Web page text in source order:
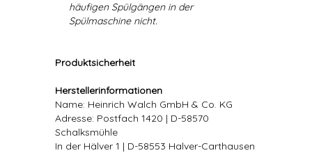
häufigen Spülgängen in der
Spülmaschine nicht.
Produktsicherheit
Herstellerinformationen
Name: Heinrich Walch GmbH & Co. KG
Adresse: Postfach 1420 | D-58570
Schalksmühle
In der Hälver 1 | D-58553 Halver-Carthausen